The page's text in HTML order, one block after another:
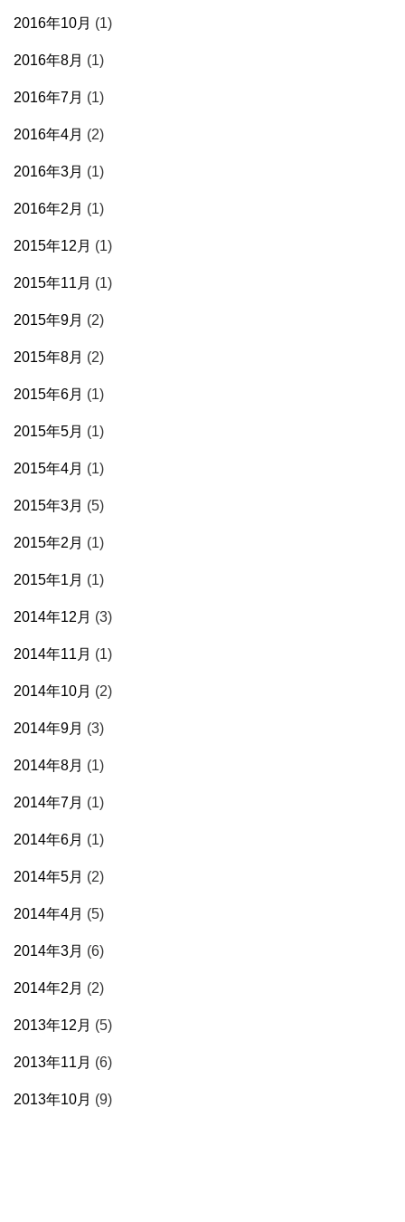
2016年10月 (1)
2016年8月 (1)
2016年7月 (1)
2016年4月 (2)
2016年3月 (1)
2016年2月 (1)
2015年12月 (1)
2015年11月 (1)
2015年9月 (2)
2015年8月 (2)
2015年6月 (1)
2015年5月 (1)
2015年4月 (1)
2015年3月 (5)
2015年2月 (1)
2015年1月 (1)
2014年12月 (3)
2014年11月 (1)
2014年10月 (2)
2014年9月 (3)
2014年8月 (1)
2014年7月 (1)
2014年6月 (1)
2014年5月 (2)
2014年4月 (5)
2014年3月 (6)
2014年2月 (2)
2013年12月 (5)
2013年11月 (6)
2013年10月 (9)